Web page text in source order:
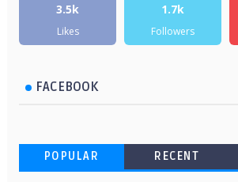
3.5k
Likes
1.7k
Followers
FACEBOOK
POPULAR RECENT